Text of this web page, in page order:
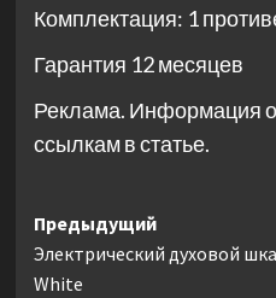
Комплектация: 1
Гарантия 12 месяцев
Реклама. Информация
ссылкам в статье.
Навигация
записи
Предыдущий
Электрический духовой
White